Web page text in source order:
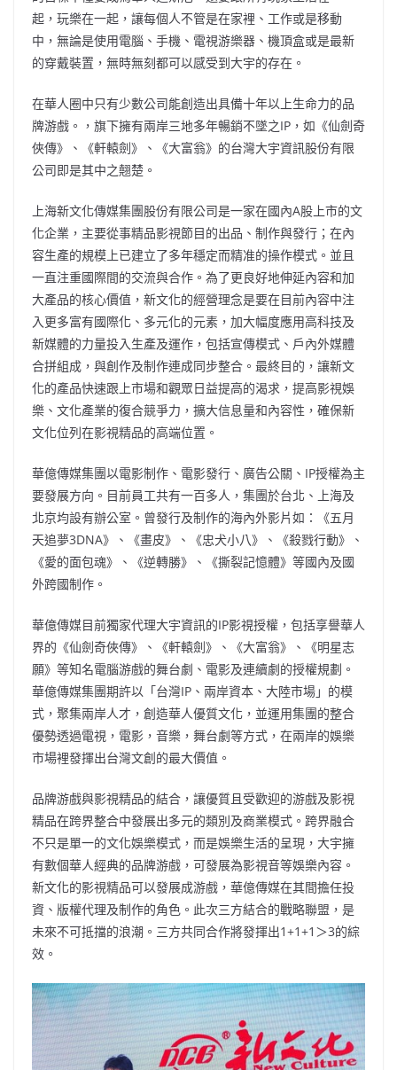
起，玩樂在一起，讓每個人不管是在家裡、工作或是移動
中，無論是使用電腦、手機、電視游樂器、機頂盒或是最新
的穿戴裝置，無時無刻都可以感受到大宇的存在。
在華人圈中只有少數公司能創造出具備十年以上生命力的品
牌游戲。，旗下擁有兩岸三地多年暢銷不墜之IP，如《仙劍奇
俠傳》、《軒轅劍》、《大富翁》的台灣大宇資訊股份有限
公司即是其中之翹楚。
上海新文化傳媒集團股份有限公司是一家在國內A股上市的文
化企業，主要從事精品影視節目的出品、制作與發行；在內
容生產的規模上已建立了多年穩定而精准的操作模式。並且
一直注重國際間的交流與合作。為了更良好地伸延內容和加
大產品的核心價值，新文化的經營理念是要在目前內容中注
入更多富有國際化、多元化的元素，加大幅度應用高科技及
新媒體的力量投入生產及運作，包括宣傳模式、戶內外媒體
合拼組成，與創作及制作連成同步整合。最終目的，讓新文
化的產品快速跟上市場和觀眾日益提高的渴求，提高影視娛
樂、文化產業的復合競爭力，擴大信息量和內容性，確保新
文化位列在影視精品的高端位置。
華億傳媒集團以電影制作、電影發行、廣告公關、IP授權為主
要發展方向。目前員工共有一百多人，集團於台北、上海及
北京均設有辦公室。曾發行及制作的海內外影片如：《五月
天追夢3DNA》、《畫皮》、《忠犬小八》、《殺戮行動》、
《愛的面包魂》、《逆轉勝》、《撕裂記憶體》等國內及國
外跨國制作。
華億傳媒目前獨家代理大宇資訊的IP影視授權，包括享譽華人
界的《仙劍奇俠傳》、《軒轅劍》、《大富翁》、《明星志
願》等知名電腦游戲的舞台劇、電影及連續劇的授權規劃。
華億傳媒集團期許以「台灣IP、兩岸資本、大陸市場」的模
式，聚集兩岸人才，創造華人優質文化，並運用集團的整合
優勢透過電視，電影，音樂，舞台劇等方式，在兩岸的娛樂
市場裡發揮出台灣文創的最大價值。
品牌游戲與影視精品的結合，讓優質且受歡迎的游戲及影視
精品在跨界整合中發展出多元的類別及商業模式。跨界融合
不只是單一的文化娛樂模式，而是娛樂生活的呈現，大宇擁
有數個華人經典的品牌游戲，可發展為影視音等娛樂內容。
新文化的影視精品可以發展成游戲，華億傳媒在其間擔任投
資、版權代理及制作的角色。此次三方結合的戰略聯盟，是
未來不可抵擋的浪潮。三方共同合作將發揮出1+1+1＞3的綜
效。